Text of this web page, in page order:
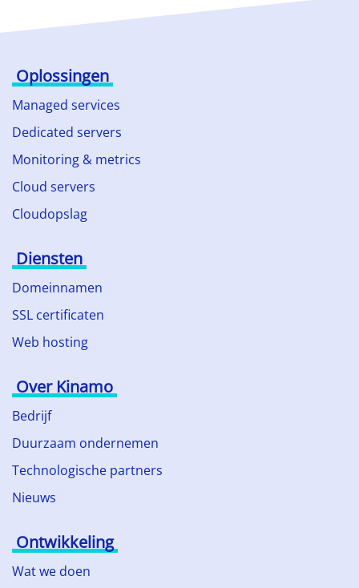
Oplossingen
Managed services
Dedicated servers
Monitoring & metrics
Cloud servers
Cloudopslag
Diensten
Domeinnamen
SSL certificaten
Web hosting
Over Kinamo
Bedrijf
Duurzaam ondernemen
Technologische partners
Nieuws
Ontwikkeling
Wat we doen